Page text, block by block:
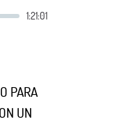
PARA
UN